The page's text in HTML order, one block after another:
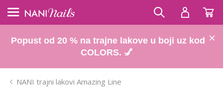
Popust od 20 % na trajne lakove u boji uz kod
COLORS. 💅
NANI trajni lakovi Amazing Line